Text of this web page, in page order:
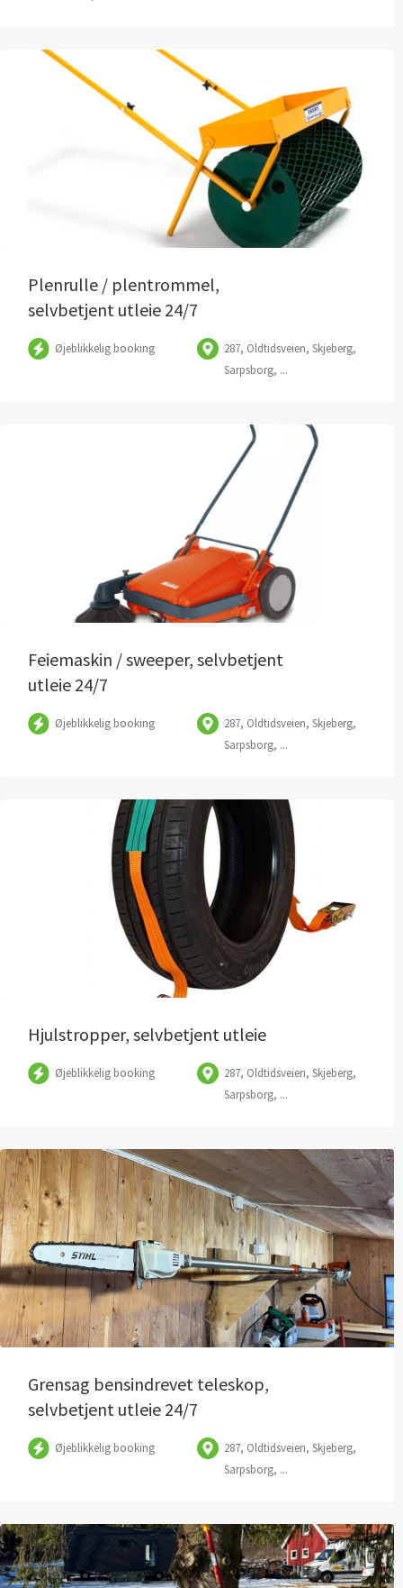
Plenrulle / plentrommel,
selvbetjent utleie 24/7
Øjeblikkelig booking
287, Oldtidsveien, Skjeberg,
Sarpsborg, ...
Feiemaskin / sweeper, selvbetjent
utleie 24/7
Øjeblikkelig booking
287, Oldtidsveien, Skjeberg,
Sarpsborg, ...
Hjulstropper, selvbetjent utleie
Øjeblikkelig booking
287, Oldtidsveien, Skjeberg,
Sarpsborg, ...
Grensag bensindrevet teleskop,
selvbetjent utleie 24/7
Øjeblikkelig booking
287, Oldtidsveien, Skjeberg,
Sarpsborg, ...